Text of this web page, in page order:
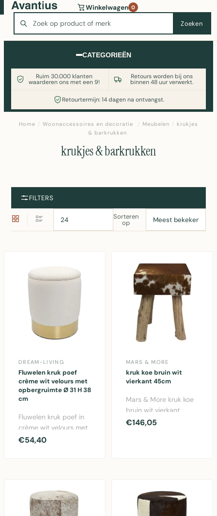
Zoeken
Winkelwagen 0
CATEGORIEËN
Ruim 30.000 klanten
waarderen ons met een 9!
Retours worden bij ons
binnen 48 uur verwerkt.
Retourtermijn: 14 dagen na ontvangst.
Wasmachine of koelkast nodig? Vergelijk alle prijzen op
Witgoedaanbod.nl
Home / Woonaccessoires en decoratie / Meubelen / krukjes
& barkrukken
krukjes & barkrukken
FILTERS
Sorteren
op
DREAM-LIVING
Fluwelen kruk poef
crème wit velours met
opbergruimte Ø 31 H 38
cm
Fluwelen kruk poef in
crème wit velours met
praktische
€54,40
MARS & MORE
kruk koe bruin wit
vierkant 45cm
Mars & More kruk koe
bruin wit vierkant
45cm. Authentieke
€146,05